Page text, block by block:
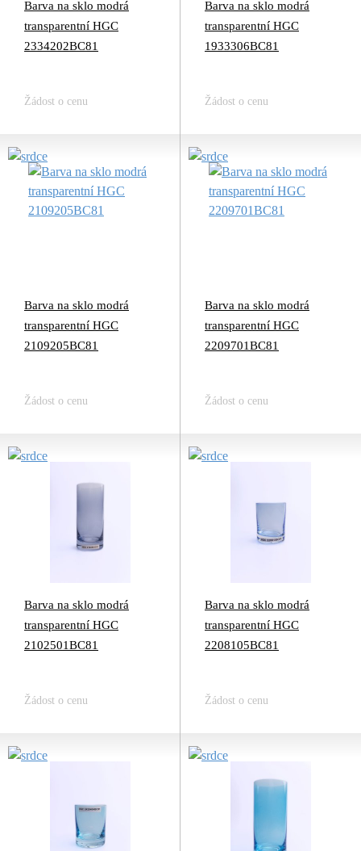
Barva na sklo modrá
transparentní HGC
2334202BC81
Žádost o cenu
Barva na sklo modrá
transparentní HGC
1933306BC81
Žádost o cenu
Barva na sklo modrá
transparentní HGC
2109205BC81
Žádost o cenu
Barva na sklo modrá
transparentní HGC
2209701BC81
Žádost o cenu
Barva na sklo modrá
transparentní HGC
2102501BC81
Žádost o cenu
Barva na sklo modrá
transparentní HGC
2208105BC81
Žádost o cenu